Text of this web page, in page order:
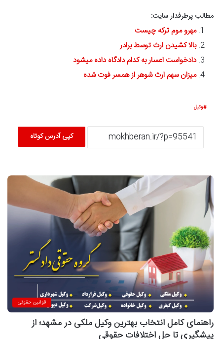
مطالب پرطرفدار سایت:
مهرو موم ترکه چیست
بالا کشیدن ارث توسط برادر
دادخواست اعسار به کدام دادگاه داده میشود
میزان سهم ارث شوهر از همسر فوت شده
وکیل
کپی آدرس کوتاه
قوانین حقوقی
راهنمای کامل انتخاب بهترین وکیل ملکی در مشهد؛ از
پیشگیری تا حل اختلافات حقوقی